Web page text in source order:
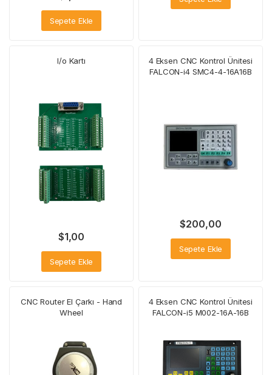
Sepete Ekle
I/o Kartı
$1,00
Sepete Ekle
4 Eksen CNC Kontrol Ünitesi
FALCON-i4 SMC4-4-16A16B
$200,00
Sepete Ekle
CNC Router El Çarkı - Hand
Wheel
4 Eksen CNC Kontrol Ünitesi
FALCON-i5 M002-16A-16B